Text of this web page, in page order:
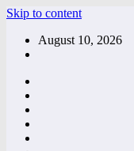
Skip to content
August 10, 2026